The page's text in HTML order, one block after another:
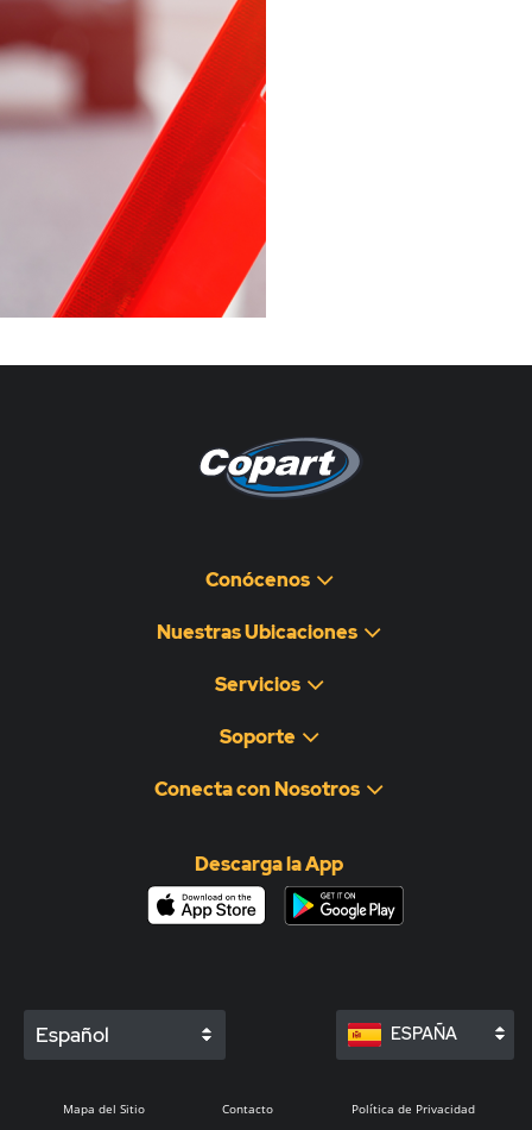
このページは現在利用できま
せん
Pagina non disponibile
هذه الصفحة غير متوفرة
Conócenos
Nuestras Ubicaciones
Servicios
Soporte
Conecta con Nosotros
Descarga la App
Español ESPAÑA
Mapa del Sitio Contacto Política de Privacidad